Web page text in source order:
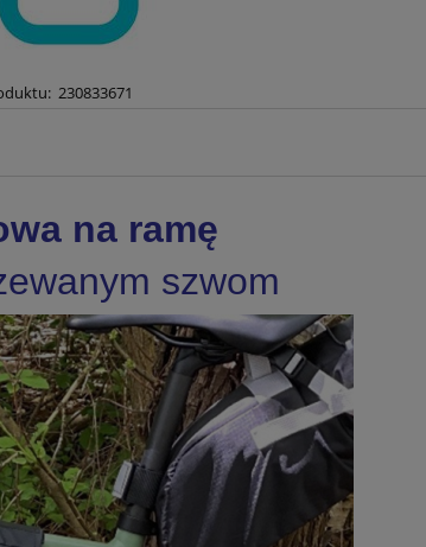
230833671
na ramę
szwom